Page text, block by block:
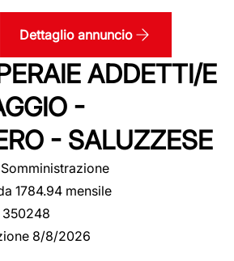
Dettaglio annuncio
ADDETTI/E
-
- SALUZZESE
Somministrazione
1784.94 mensile
350248
8/8/2026